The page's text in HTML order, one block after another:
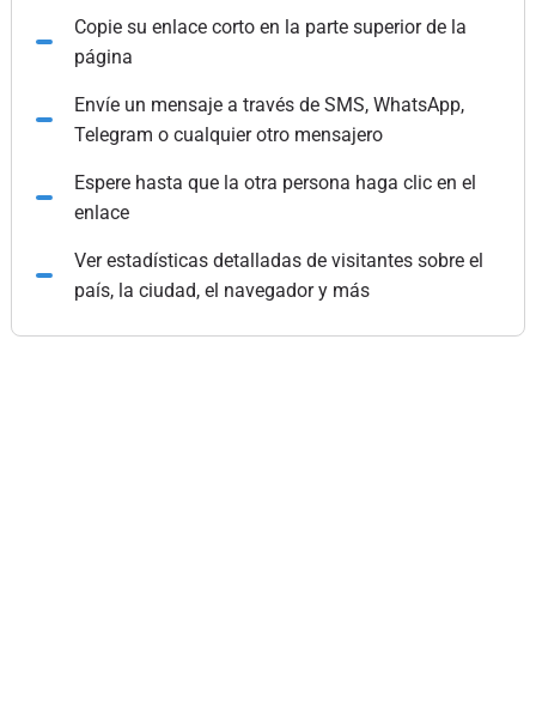
Copie su enlace corto en la parte superior de la
página
Envíe un mensaje a través de SMS, WhatsApp,
Telegram o cualquier otro mensajero
Espere hasta que la otra persona haga clic en el
enlace
Ver estadísticas detalladas de visitantes sobre el
país, la ciudad, el navegador y más